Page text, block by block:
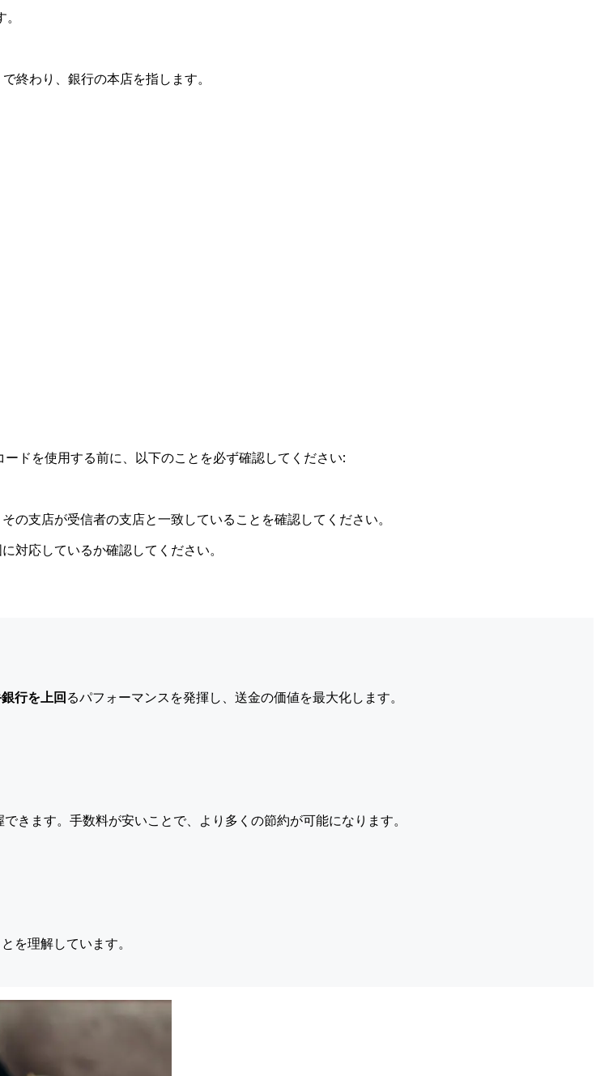
終わり、銀行の本店を指します。
ドを使用する前に、以下のことを必ず確認してください:
の支店が受信者の支店と一致していることを確認してください。
対応しているか確認してください。
行を上回るパフォーマンスを発揮し、送金の価値を最大化します。
きます。手数料が安いことで、より多くの節約が可能になります。
を理解しています。